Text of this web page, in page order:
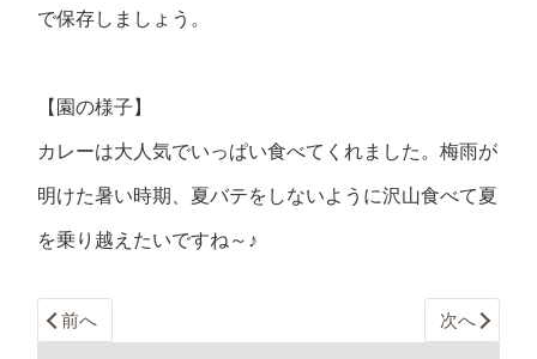
で保存しましょう。
【園の様子】
カレーは大人気でいっぱい食べてくれました。梅雨が
明けた暑い時期、夏バテをしないように沢山食べて夏
を乗り越えたいですね～♪
前へ 次へ